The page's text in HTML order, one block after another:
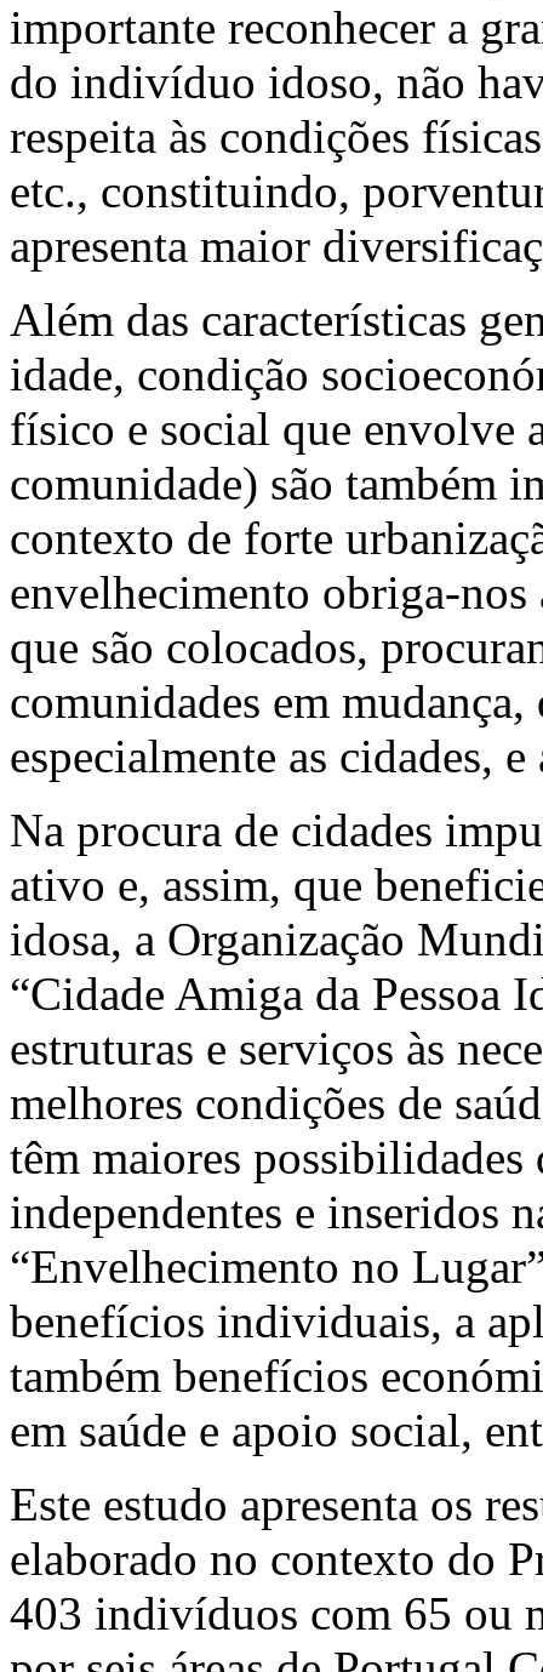
importante reconhecer a
do indivíduo idoso, não
respeita às condições
etc., constituindo,
apresenta maior
Além das características
idade, condição
físico e social que envolve
comunidade) são também
contexto de forte
envelhecimento obriga-nos
que são colocados,
comunidades em
especialmente as cidades,
Na procura de cidades
ativo e, assim, que
idosa, a Organização
“Cidade Amiga da Pessoa
estruturas e serviços às
melhores condições de
têm maiores possibilidades
independentes e inseridos
“Envelhecimento no
benefícios individuais, a
também benefícios
em saúde e apoio social,
Este estudo apresenta os
elaborado no contexto do
403 indivíduos com 65 ou